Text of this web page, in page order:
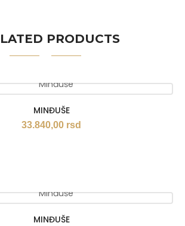
PRODUCTS
MINĐUŠE
33.840,00 rsd
MINĐUŠE